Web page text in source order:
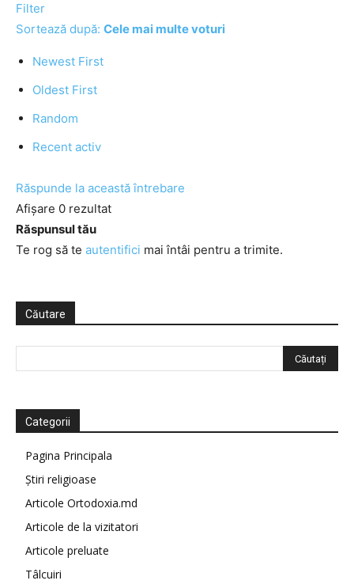
Filter
Sortează după: Cele mai multe voturi
Newest First
Oldest First
Random
Recent activ
Răspunde la această întrebare
Afișare 0 rezultat
Răspunsul tău
Te rog să te autentifici mai întâi pentru a trimite.
Căutare
Categorii
Pagina Principala
Știri religioase
Articole Ortodoxia.md
Articole de la vizitatori
Articole preluate
Tâlcuiri